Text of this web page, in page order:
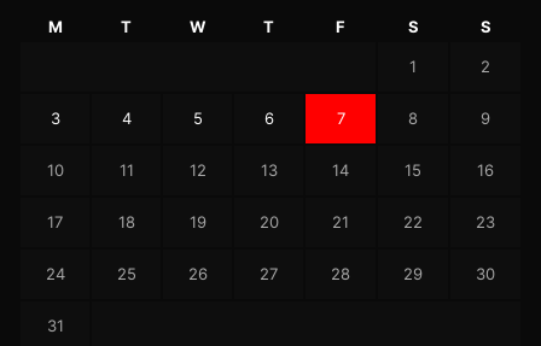
M T W T F S S
1 2
3 4 5 6 7 8 9
10 11 12 13 14 15 16
17 18 19 20 21 22 23
24 25 26 27 28 29 30
31